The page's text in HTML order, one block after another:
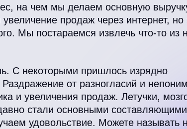
на чем мы делаем основную
продаж через интернет, но
Мы постараемся извлечь что-то из
С некоторыми пришлось изрядно
от разногласий и
и увеличения продаж. Летучки,
стали основными составляющими
удовольствие. Можете называть